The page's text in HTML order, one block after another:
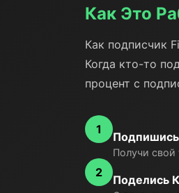
Как Это
Как подписчик
Когда кто-то
процент с
1
Подпишись
Получи свой
2
Поделись